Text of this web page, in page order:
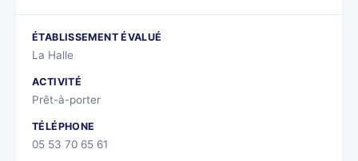
ÉTABLISSEMENT ÉVALUÉ
La Halle
ACTIVITÉ
Prêt-à-porter
TÉLÉPHONE
05 53 70 65 61